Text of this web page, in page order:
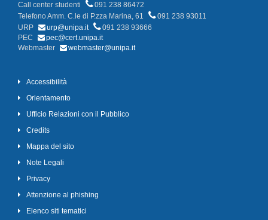
Call center studenti
091 238 86472
Telefono Amm. C.le di P.zza Marina, 61
091 238 93011
URP
urp@unipa.it
091 238 93666
PEC
pec@cert.unipa.it
Webmaster
webmaster@unipa.it
Accessibilità
Orientamento
Ufficio Relazioni con il Pubblico
Credits
Mappa del sito
Note Legali
Privacy
Attenzione al phishing
Elenco siti tematici